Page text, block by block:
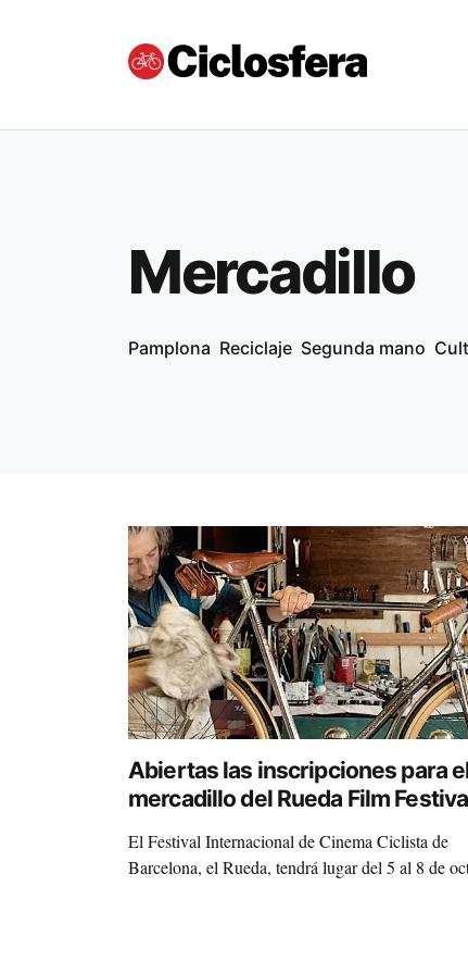
Mercadillo
Pamplona Reciclaje Segunda mano
Abiertas las inscripciones para
mercadillo del Rueda Film
El Festival Internacional de Cinema Ciclista de
Barcelona, el Rueda, tendrá lugar del 5 al 8 de